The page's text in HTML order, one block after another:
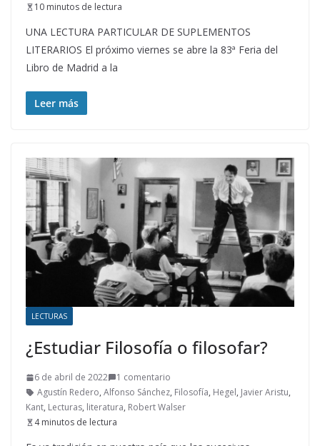
10 minutos de lectura
UNA LECTURA PARTICULAR DE SUPLEMENTOS
LITERARIOS El próximo viernes se abre la 83ª Feria del
Libro de Madrid a la
Leer más
LECTURAS
¿Estudiar Filosofía o filosofar?
6 de abril de 2022
1 comentario
Agustín Redero, Alfonso Sánchez, Filosofía, Hegel, Javier Aristu,
Kant, Lecturas, literatura, Robert Walser
4 minutos de lectura